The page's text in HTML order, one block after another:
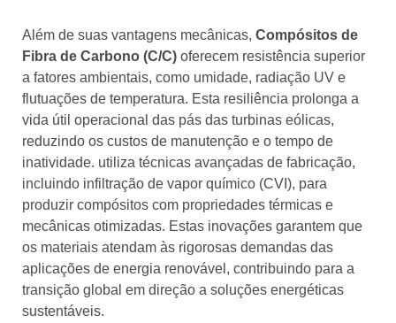
Além de suas vantagens mecânicas, Compósitos de
Fibra de Carbono (C/C) oferecem resistência superior
a fatores ambientais, como umidade, radiação UV e
flutuações de temperatura. Esta resiliência prolonga a
vida útil operacional das pás das turbinas eólicas,
reduzindo os custos de manutenção e o tempo de
inatividade. utiliza técnicas avançadas de fabricação,
incluindo infiltração de vapor químico (CVI), para
produzir compósitos com propriedades térmicas e
mecânicas otimizadas. Estas inovações garantem que
os materiais atendam às rigorosas demandas das
aplicações de energia renovável, contribuindo para a
transição global em direção a soluções energéticas
sustentáveis.